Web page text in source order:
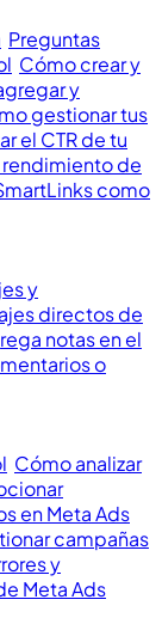
Preguntas
Cómo crear y
y
gestionar tus
el CTR de tu
rendimiento de
como
y
directos de
notas en el
o
Cómo analizar
en Meta Ads
campañas
y
Meta Ads